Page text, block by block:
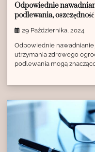
Odpowiednie
podlewania,
29 Października, 2024
Odpowiednie
utrzymania zdrowego
podlewania mogą